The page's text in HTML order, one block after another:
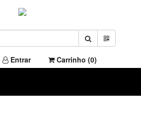
Entrar Carrinho (0)